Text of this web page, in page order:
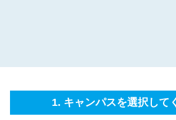
1. キャンパスを選択して